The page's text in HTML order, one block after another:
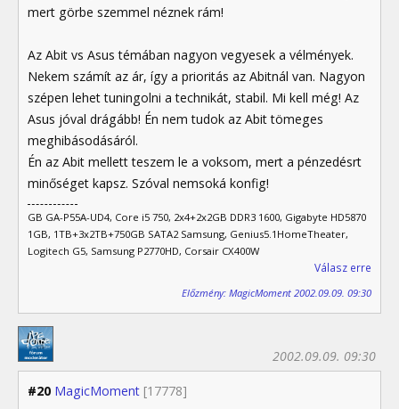
mert görbe szemmel néznek rám!
Az Abit vs Asus témában nagyon vegyesek a vélmények.
Nekem számít az ár, így a prioritás az Abitnál van. Nagyon
szépen lehet tuningolni a technikát, stabil. Mi kell még! Az
Asus jóval drágább! Én nem tudok az Abit tömeges
meghibásodásáról.
Én az Abit mellett teszem le a voksom, mert a pénzedésrt
minőséget kapsz. Szóval nemsoká konfig!
GB GA-P55A-UD4, Core i5 750, 2x4+2x2GB DDR3 1600, Gigabyte HD5870
1GB, 1TB+3x2TB+750GB SATA2 Samsung, Genius5.1HomeTheater,
Logitech G5, Samsung P2770HD, Corsair CX400W
Válasz erre
Előzmény: MagicMoment 2002.09.09. 09:30
#20 MagicMoment [17778]
2002.09.09. 09:30